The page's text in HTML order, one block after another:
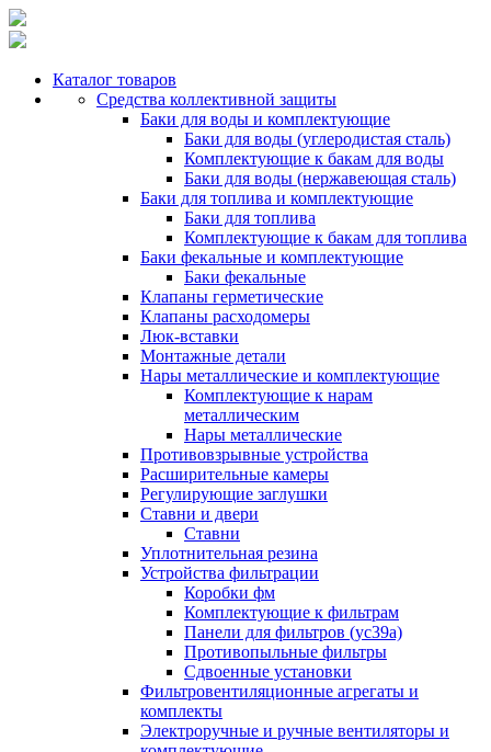
Каталог товаров
Средства коллективной защиты
Баки для воды и комплектующие
Баки для воды (углеродистая сталь)
Комплектующие к бакам для воды
Баки для воды (нержавеющая сталь)
Баки для топлива и комплектующие
Баки для топлива
Комплектующие к бакам для топлива
Баки фекальные и комплектующие
Баки фекальные
Клапаны герметические
Клапаны расходомеры
Люк-вставки
Монтажные детали
Нары металлические и комплектующие
Комплектующие к нарам
металлическим
Нары металлические
Противовзрывные устройства
Расширительные камеры
Регулирующие заглушки
Ставни и двери
Ставни
Уплотнительная резина
Устройства фильтрации
Коробки фм
Комплектующие к фильтрам
Панели для фильтров (ус39а)
Противопыльные фильтры
Сдвоенные установки
Фильтровентиляционные агрегаты и
комплекты
Электроручные и ручные вентиляторы и